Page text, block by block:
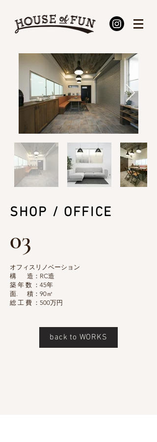
SHOP / OFFICE
03
オフィスリノベーション
構 造：RC造
築 年 数 ：45年
面. 積：90㎡
総 工 費 ：500万円
back to WORKS